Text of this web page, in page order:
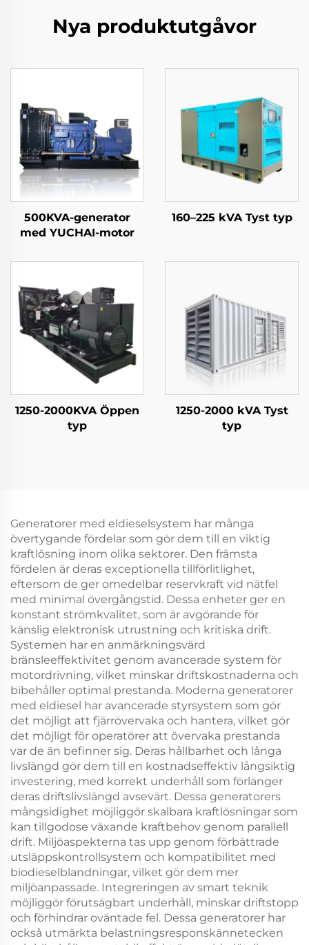
Nya produktutgåvor
500KVA-generator
med YUCHAI-motor
160–225 kVA Tyst typ
1250-2000KVA Öppen
typ
1250-2000 kVA Tyst
typ
Generatorer med eldieselsystem har många
övertygande fördelar som gör dem till en viktig
kraftlösning inom olika sektorer. Den främsta
fördelen är deras exceptionella tillförlitlighet,
eftersom de ger omedelbar reservkraft vid nätfel
med minimal övergångstid. Dessa enheter ger en
konstant strömkvalitet, som är avgörande för
känslig elektronisk utrustning och kritiska drift.
Systemen har en anmärkningsvärd
bränsleeffektivitet genom avancerade system för
motordrivning, vilket minskar driftskostnaderna och
bibehåller optimal prestanda. Moderna generatorer
med eldiesel har avancerade styrsystem som gör
det möjligt att fjärrövervaka och hantera, vilket gör
det möjligt för operatörer att övervaka prestanda
var de än befinner sig. Deras hållbarhet och långa
livslängd gör dem till en kostnadseffektiv långsiktig
investering, med korrekt underhåll som förlänger
deras driftslivslängd avsevärt. Dessa generatorers
mångsidighet möjliggör skalbara kraftlösningar som
kan tillgodose växande kraftbehov genom parallell
drift. Miljöaspekterna tas upp genom förbättrade
utsläppskontrollsystem och kompatibilitet med
biodieselblandningar, vilket gör dem mer
miljöanpassade. Integreringen av smart teknik
möjliggör förutsägbart underhåll, minskar driftstopp
och förhindrar oväntade fel. Dessa generatorer har
också utmärkta belastningsresponskännetecken